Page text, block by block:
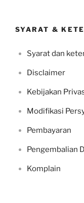
SYARAT &
Syarat dan
Disclaimer
Kebijakan
Modifikasi
Pembayaran
Pengembalian
Komplain